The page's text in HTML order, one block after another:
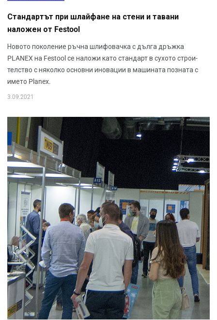
Стандартът при шлайфане на стени и тавани
наложен от Festool
Новото поколение ръчна шлифовачка с дълга дръжка
PLANEX на Festool се наложи като стандарт в сухото строи­
телство с няколко основни иновации в машината позната с
името Planex.
3.09.2021